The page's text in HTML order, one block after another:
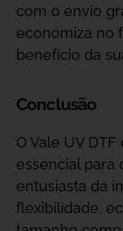
com o envio
economiza no
benefício da
Conclusão
O Vale UV
essencial para
entusiasta da
flexibilidade,